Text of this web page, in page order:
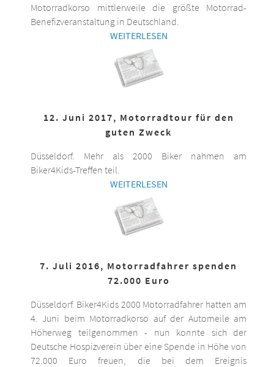
Motorradkorso mittlerweile die größte Motorrad-
Benefizveranstaltung in Deutschland.
WEITERLESEN
12. Juni 2017, Motorradtour für den
guten Zweck
Düsseldorf. Mehr als 2000 Biker nahmen am
Biker4Kids-Treffen teil.
WEITERLESEN
7. Juli 2016, Motorradfahrer spenden
72.000 Euro
Düsseldorf. Biker4Kids 2000 Motorradfahrer hatten am
4. Juni beim Motorradkorso auf der Automeile am
Höherweg teilgenommen - nun konnte sich der
Deutsche Hospizverein über eine Spende in Höhe von
72.000 Euro freuen, die bei dem Ereignis